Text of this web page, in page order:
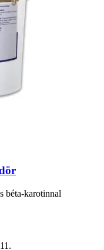
béta-karotinnal